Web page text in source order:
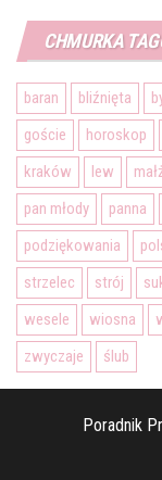
CHMURKA
baran bliźnięta
goście
horoskop
kraków
lew
pan młody
panna
podziękowania
strzelec
strój
wesele
wiosna
zwyczaje
ślub
Poradnik